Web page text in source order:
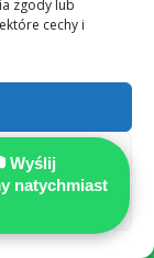
zgody lub
cechy i
Wyślij
natychmiast